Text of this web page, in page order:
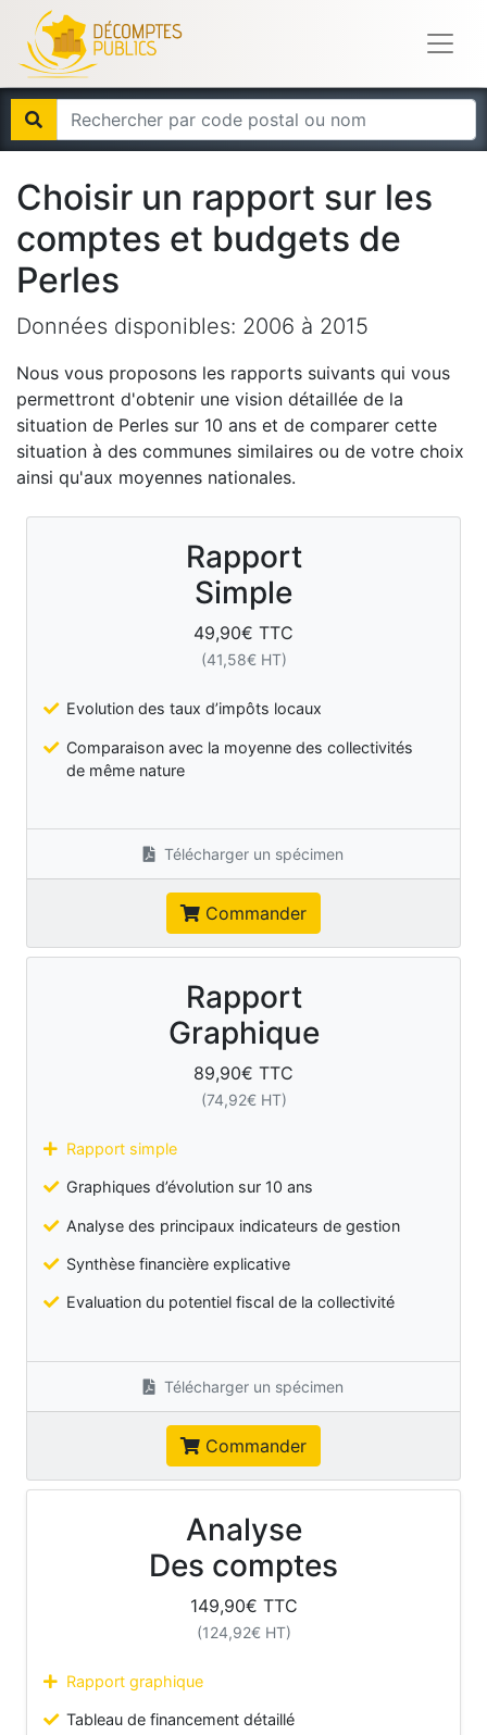
Choisir un rapport sur les
comptes et budgets de
Perles
Données disponibles: 2006 à 2015
Nous vous proposons les rapports suivants qui vous
permettront d'obtenir une vision détaillée de la
situation de Perles sur 10 ans et de comparer cette
situation à des communes similaires ou de votre choix
ainsi qu'aux moyennes nationales.
Rapport
Simple
49,90€ TTC
(41,58€ HT)
Evolution des taux d’impôts locaux
Comparaison avec la moyenne des collectivités
de même nature
Télécharger un spécimen
Commander
Rapport
Graphique
89,90€ TTC
(74,92€ HT)
Rapport simple
Graphiques d’évolution sur 10 ans
Analyse des principaux indicateurs de gestion
Synthèse financière explicative
Evaluation du potentiel fiscal de la collectivité
Télécharger un spécimen
Commander
Analyse
Des comptes
149,90€ TTC
(124,92€ HT)
Rapport graphique
Tableau de financement détaillé